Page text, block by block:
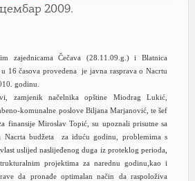
2009.
zajednicama Čečava (28.11.09.g.) i Blatnica
16 časova provedena je javna rasprava o Nacrtu
godinu.
zamjenik načelnika opštine Miodrag Lukić,
komunalne poslove Biljana Marjanović, te šef
finansije Miroslav Topić, su upoznali prisutne sa
Nacrta budžeta za iduću godinu, problemima s
uslijed naslijeđenog duga iz proteklog perioda,
projektima za narednu godinu,kao i
da pronađe optimalan način da raspoloživa